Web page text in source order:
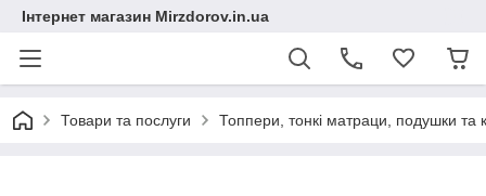
Інтернет магазин Mirzdorov.in.ua
Товари та послуги Топпери, тонкі матраци, подушки та